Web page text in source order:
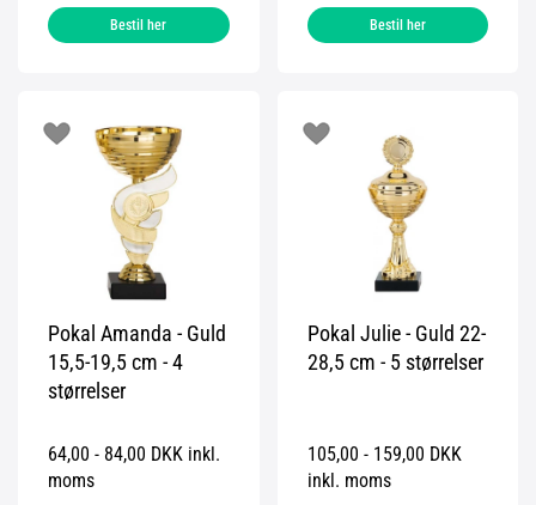
Bestil her Bestil her
Pokal Amanda - Guld
15,5-19,5 cm - 4
størrelser
64,00 - 84,00 DKK inkl.
moms
Pokal Julie - Guld 22-
28,5 cm - 5 størrelser
105,00 - 159,00 DKK
inkl. moms